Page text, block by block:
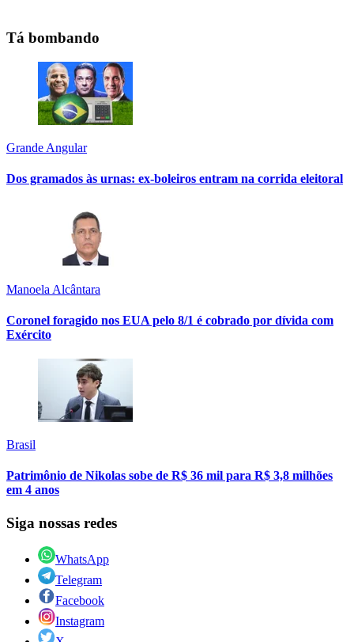
Tá bombando
Grande Angular
Dos gramados às urnas: ex-boleiros entram na corrida eleitoral
Manoela Alcântara
Coronel foragido nos EUA pelo 8/1 é cobrado por dívida com
Exército
Brasil
Patrimônio de Nikolas sobe de R$ 36 mil para R$ 3,8 milhões
em 4 anos
Siga nossas redes
WhatsApp
Telegram
Facebook
Instagram